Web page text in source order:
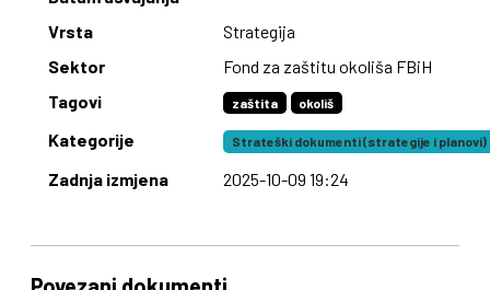
Vrsta
Strategija
Sektor
Fond za zaštitu okoliša FBiH
Tagovi
zaštita okoliš
Kategorije Strateški dokumenti (strategije i planovi)
Zadnja izmjena 2025-10-09 19:24